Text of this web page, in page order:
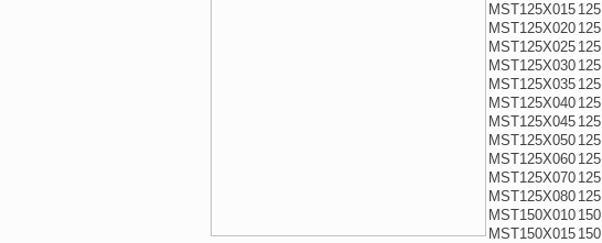
MST125X015 125
MST125X020 125
MST125X025 125
MST125X030 125
MST125X035 125
MST125X040 125
MST125X045 125
MST125X050 125
MST125X060 125
MST125X070 125
MST125X080 125
MST150X010 150
MST150X015 150